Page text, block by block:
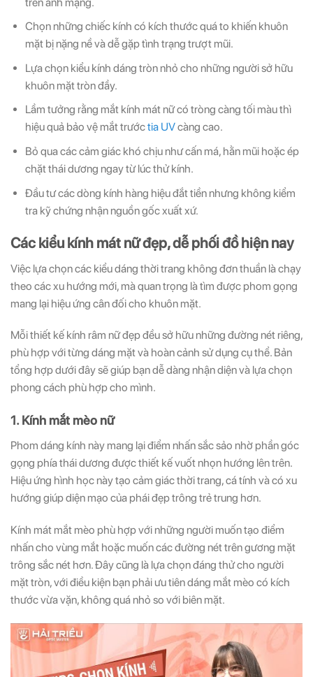
Chọn những chiếc kính có kích thước quá to khiến khuôn
mặt bị nặng nề và dễ gặp tình trạng trượt mũi.
Lựa chọn kiểu kính dáng tròn nhỏ cho những người sở hữu
khuôn mặt tròn đầy.
Lầm tưởng rằng mắt kính mát nữ có tròng càng tối màu thì
hiệu quả bảo vệ mắt trướctia UVcàng cao.
Bỏ qua các cảm giác khó chịu như cấn má, hằn mũi hoặc ép
chặt thái dương ngay từ lúc thử kính.
Đầu tư các dòng kính hàng hiệu đắt tiền nhưng không kiểm
tra kỹ chứng nhận nguồn gốc xuất xứ.
Các kiểu kính mát nữ đẹp, dễ phối đồ hiện nay
Việc lựa chọn các kiểu dáng thời trang không đơn thuần là chạy
theo các xu hướng mới, mà quan trọng là tìm được phom gọng
mang lại hiệu ứng cân đối cho khuôn mặt.
Mỗi thiết kế kính râm nữ đẹp đều sở hữu những đường nét riêng,
phù hợp với từng dáng mặt và hoàn cảnh sử dụng cụ thể. Bản
tổng hợp dưới đây sẽ giúp bạn dễ dàng nhận diện và lựa chọn
phong cách phù hợp cho mình.
1. Kính mắt mèo nữ
Phom dáng kính này mang lại điểm nhấn sắc sảo nhờ phần góc
gọng phía thái dương được thiết kế vuốt nhọn hướng lên trên.
Hiệu ứng hình học này tạo cảm giác thời trang, cá tính và có xu
hướng giúp diện mạo của phái đẹp trông trẻ trung hơn.
Kính mát mắt mèo phù hợp với những người muốn tạo điểm
nhấn cho vùng mắt hoặc muốn các đường nét trên gương mặt
trông sắc nét hơn. Đây cũng là lựa chọn đáng thử cho người
mặt tròn, với điều kiện bạn phải ưu tiên dáng mắt mèo có kích
thước vừa vặn, không quá nhỏ so với biên mặt.